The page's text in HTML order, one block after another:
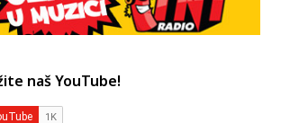
naš YouTube!